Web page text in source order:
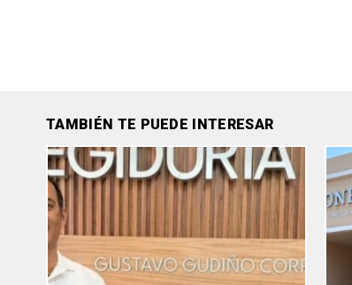
TAMBIÉN TE PUEDE INTERESAR